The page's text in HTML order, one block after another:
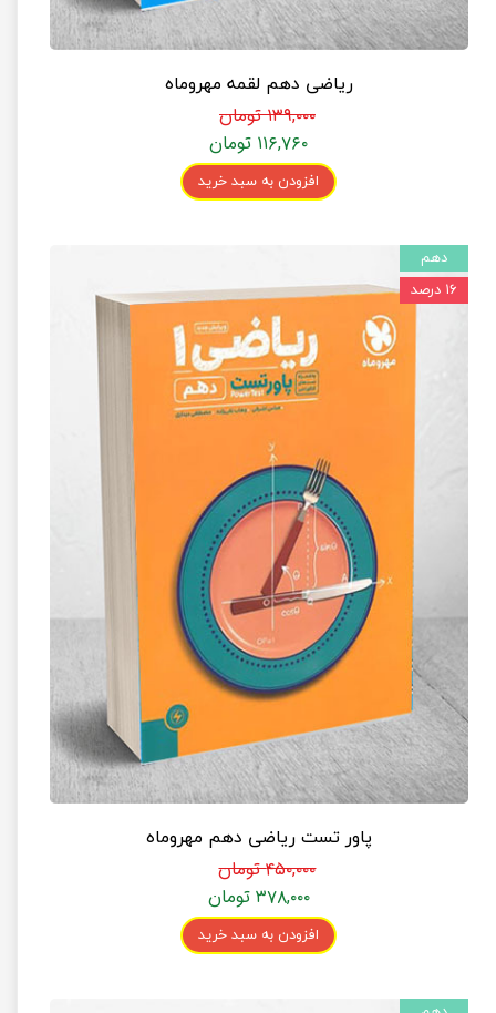
ریاضی دهم لقمه مهروماه
۱۳۹,۰۰۰ تومان
۱۱۶,۷۶۰ تومان
افزودن به سبد خرید
پاور تست ریاضی دهم مهروماه
۴۵۰,۰۰۰ تومان
۳۷۸,۰۰۰ تومان
افزودن به سبد خرید
دهم
۱۶ درصد